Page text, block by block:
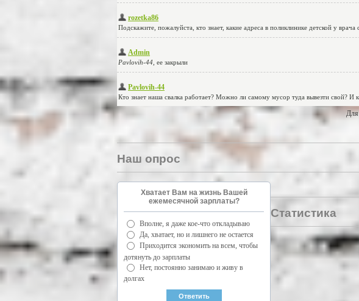
Для
Наш опрос
Хватает Вам на жизнь Вашей
ежемесячной зарплаты?
Вполне, я даже кое-что откладываю
Да, хватает, но и лишнего не остается
Приходится экономить на всем, чтобы
дотянуть до зарплаты
Нет, постоянно занимаю и живу в
долгах
Статистика